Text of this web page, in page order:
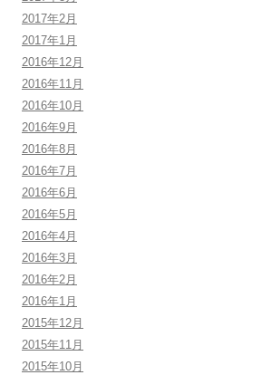
2017年2月
2017年1月
2016年12月
2016年11月
2016年10月
2016年9月
2016年8月
2016年7月
2016年6月
2016年5月
2016年4月
2016年3月
2016年2月
2016年1月
2015年12月
2015年11月
2015年10月